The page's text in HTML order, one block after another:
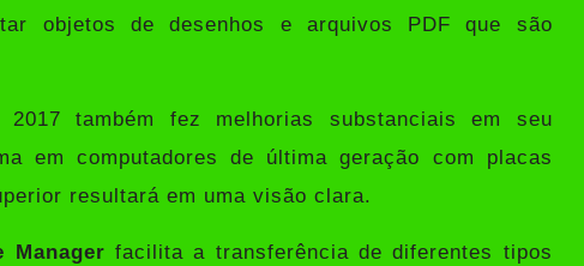
objetos de desenhos e arquivos PDF que são
2017 também fez melhorias substanciais em seu
em computadores de última geração com placas
resultará em uma visão clara.
Manager facilita a transferência de diferentes tipos